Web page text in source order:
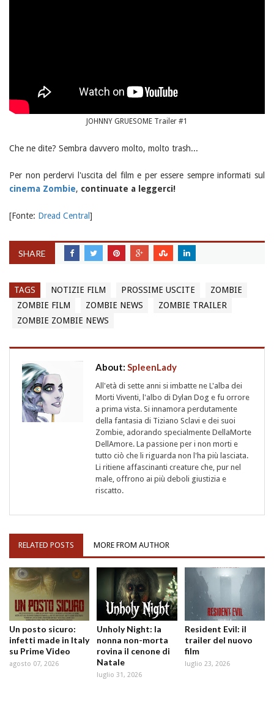
JOHNNY GRUESOME Trailer #1
Che ne dite? Sembra davvero molto, molto trash...
Per non perdervi l'uscita del film e per essere sempre informati sul
cinema Zombie, continuate a leggerci!
[Fonte: Dread Central ]
SHARE
TAGS NOTIZIE FILM PROSSIME USCITE
ZOMBIE
ZOMBIE FILM
ZOMBIE NEWS
ZOMBIE TRAILER
ZOMBIE ZOMBIE NEWS
About: SpleenLady
All'età di sette anni si imbatte ne L'alba dei
Morti Viventi, l'albo di Dylan Dog e fu orrore
a prima vista. Si innamora perdutamente
della fantasia di Tiziano Sclavi e dei suoi
Zombie, adorando specialmente DellaMorte
DellAmore. La passione per i non morti e
tutto ciò che li riguarda non l'ha più lasciata.
Li ritiene affascinanti creature che, pur nel
male, offrono ai più deboli giustizia e
riscatto.
RELATED POSTS MORE FROM AUTHOR
Un posto sicuro:
infetti made in Italy
su Prime Video
agosto 07, 2026
Unholy Night: la
nonna non-morta
rovina il cenone di
Natale
luglio 31, 2026
Resident Evil: il
trailer del nuovo
film
luglio 23, 2026